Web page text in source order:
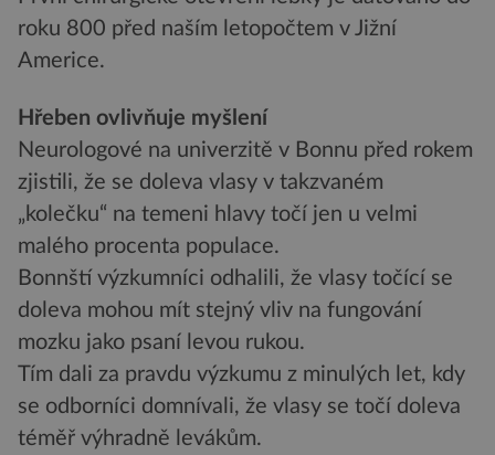
roku 800 před naším letopočtem v Jižní
Americe.
Hřeben ovlivňuje myšlení
Neurologové na univerzitě v Bonnu před rokem
zjistili, že se doleva vlasy v takzvaném
„kolečku“ na temeni hlavy točí jen u velmi
malého procenta populace.
Bonnští výzkumníci odhalili, že vlasy točící se
doleva mohou mít stejný vliv na fungování
mozku jako psaní levou rukou.
Tím dali za pravdu výzkumu z minulých let, kdy
se odborníci domnívali, že vlasy se točí doleva
téměř výhradně levákům.